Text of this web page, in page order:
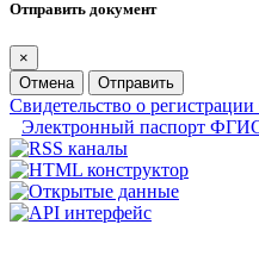
Отправить документ
×
Отмена
Отправить
Свидетельство о
Электронный паспорт